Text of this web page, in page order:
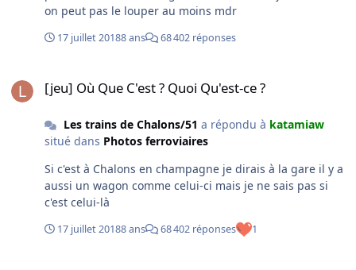
on peut pas le louper au moins mdr
17 juillet 20188 ans 68 402 réponses
[jeu] Où Que C'est ? Quoi Qu'est-ce ?
Les trains de Chalons/51 a répondu à katamiaw
situé dans Photos ferroviaires
Si c'est à Chalons en champagne je dirais à la gare il y a
aussi un wagon comme celui-ci mais je ne sais pas si
c'est celui-là
17 juillet 20188 ans 68 402 réponses 1